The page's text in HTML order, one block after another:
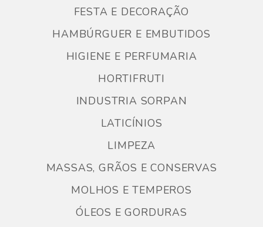
FESTA E DECORAÇÃO
HAMBÚRGUER E EMBUTIDOS
HIGIENE E PERFUMARIA
HORTIFRUTI
INDUSTRIA SORPAN
LATICÍNIOS
LIMPEZA
MASSAS, GRÃOS E CONSERVAS
MOLHOS E TEMPEROS
ÓLEOS E GORDURAS